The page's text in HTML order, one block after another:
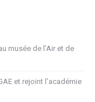
musée de l’Air et de
et rejoint l’académie